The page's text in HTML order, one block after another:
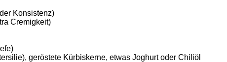
Konsistenz)
Cremigkeit)
geröstete Kürbiskerne, etwas Joghurt oder Chiliöl